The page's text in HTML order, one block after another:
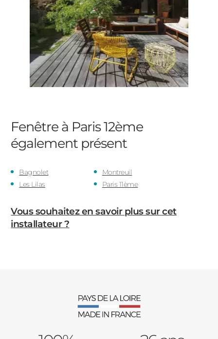
Fenêtre à Paris 12ème
également présent
Bagnolet
Les Lilas
Montreuil
Paris 11ème
Vous souhaitez en savoir plus sur cet
installateur ?